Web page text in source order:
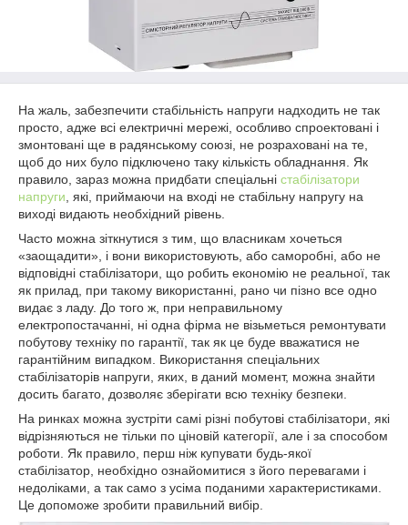
На жаль, забезпечити стабільність напруги надходить не так
просто, адже всі електричні мережі, особливо спроектовані і
змонтовані ще в радянському союзі, не розраховані на те,
щоб до них було підключено таку кількість обладнання. Як
правило, зараз можна придбати спеціальні стабілізатори
напруги , які, приймаючи на вході не стабільну напругу на
виході видають необхідний рівень.
Часто можна зіткнутися з тим, що власникам хочеться
«заощадити», і вони використовують, або саморобні, або не
відповідні стабілізатори, що робить економію не реальної, так
як прилад, при такому використанні, рано чи пізно все одно
видає з ладу. До того ж, при неправильному
електропостачанні, ні одна фірма не візьметься ремонтувати
побутову техніку по гарантії, так як це буде вважатися не
гарантійним випадком. Використання спеціальних
стабілізаторів напруги, яких, в даний момент, можна знайти
досить багато, дозволяє зберігати всю техніку безпеки.
На ринках можна зустріти самі різні побутові стабілізатори, які
відрізняються не тільки по ціновій категорії, але і за способом
роботи. Як правило, перш ніж купувати будь-якої
стабілізатор, необхідно ознайомитися з його перевагами і
недоліками, а так само з усіма поданими характеристиками.
Це допоможе зробити правильний вибір.